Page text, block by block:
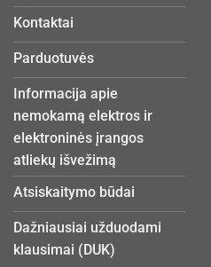
Kontaktai
Parduotuvės
Informacija apie
nemokamą elektros ir
elektroninės įrangos
atliekų išvežimą
Atsiskaitymo būdai
Dažniausiai užduodami
klausimai (DUK)